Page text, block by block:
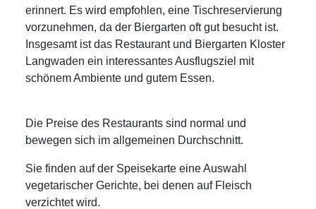
erinnert. Es wird empfohlen, eine Tischreservierung
vorzunehmen, da der Biergarten oft gut besucht ist.
Insgesamt ist das Restaurant und Biergarten Kloster
Langwaden ein interessantes Ausflugsziel mit
schönem Ambiente und gutem Essen.
Die Preise des Restaurants sind normal und
bewegen sich im allgemeinen Durchschnitt.
Sie finden auf der Speisekarte eine Auswahl
vegetarischer Gerichte, bei denen auf Fleisch
verzichtet wird.